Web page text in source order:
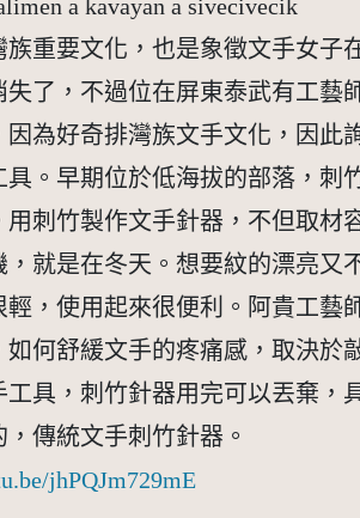
a kavayan a sivecivecik
族重要文化，也是象徵文手女子
失了，不過位在屏東泰武有工藝
因為好奇排灣族文手文化，因此
具。早期位於低海拔的部落，刺
用刺竹製作文手針器，不但取材
，就是在冬天。想要紋的漂亮又
輕，使用起來很便利。阿貴工藝
如何舒緩文手的疼痛感，取決於
工具，刺竹針器用完可以丟棄，
傳統文手刺竹針器。
jhPQJm729mE